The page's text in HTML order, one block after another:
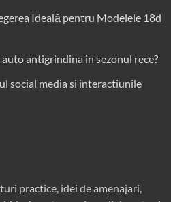
Ideală pentru Modelele 18d
antigrindina in sezonul rece?
social media si interactiunile
practice, idei de amenajari,